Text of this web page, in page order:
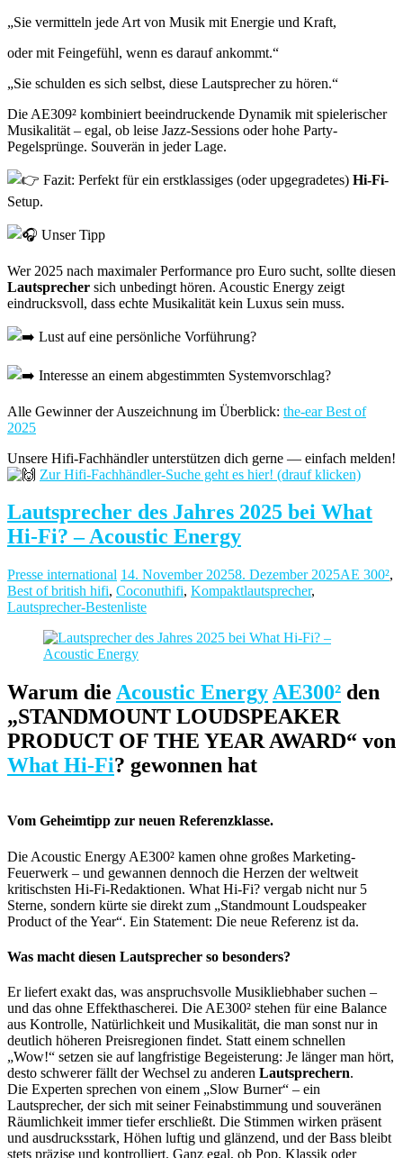
„Sie vermitteln jede Art von Musik mit Energie und Kraft,
oder mit Feingefühl, wenn es darauf ankommt.“
„Sie schulden es sich selbst, diese Lautsprecher zu hören.“
Die AE309² kombiniert beeindruckende Dynamik mit spielerischer
Musikalität – egal, ob leise Jazz-Sessions oder hohe Party-
Pegelsprünge. Souverän in jeder Lage.
Fazit: Perfekt für ein erstklassiges (oder upgegradetes) Hi-Fi-
Setup.
Unser Tipp
Wer 2025 nach maximaler Performance pro Euro sucht, sollte diesen
Lautsprecher sich unbedingt hören. Acoustic Energy zeigt
eindrucksvoll, dass echte Musikalität kein Luxus sein muss.
Lust auf eine persönliche Vorführung?
Interesse an einem abgestimmten Systemvorschlag?
Alle Gewinner der Auszeichnung im Überblick: the-ear Best of
2025
Unsere Hifi-Fachhändler unterstützen dich gerne — einfach melden!
Zur Hifi-Fachhändler-Suche geht es hier! (drauf klicken)
Lautsprecher des Jahres 2025 bei What
Hi-Fi? – Acoustic Energy
Presse international 14. November 20258. Dezember 2025AE 300²,
Best of british hifi, Coconuthifi, Kompaktlautsprecher,
Lautsprecher-Bestenliste
Warum die Acoustic EnergyAE300² den
„STANDMOUNT LOUDSPEAKER
PRODUCT OF THE YEAR AWARD“ von
What Hi-Fi? gewonnen hat
Vom Geheimtipp zur neuen Referenzklasse.
Die Acoustic Energy AE300² kamen ohne großes Marketing-
Feuerwerk – und gewannen dennoch die Herzen der weltweit
kritischsten Hi-Fi-Redaktionen. What Hi-Fi? vergab nicht nur 5
Sterne, sondern kürte sie direkt zum „Standmount Loudspeaker
Product of the Year“. Ein Statement: Die neue Referenz ist da.
Was macht diesen Lautsprecher so besonders?
Er liefert exakt das, was anspruchsvolle Musikliebhaber suchen –
und das ohne Effekthascherei. Die AE300² stehen für eine Balance
aus Kontrolle, Natürlichkeit und Musikalität, die man sonst nur in
deutlich höheren Preisregionen findet. Statt einem schnellen
„Wow!“ setzen sie auf langfristige Begeisterung: Je länger man hört,
desto schwerer fällt der Wechsel zu anderen Lautsprechern.
Die Experten sprechen von einem „Slow Burner“ – ein
Lautsprecher, der sich mit seiner Feinabstimmung und souveränen
Räumlichkeit immer tiefer erschließt. Die Stimmen wirken präsent
und ausdrucksstark, Höhen luftig und glänzend, und der Bass bleibt
stets präzise und kontrolliert. Ganz egal, ob Pop, Klassik oder